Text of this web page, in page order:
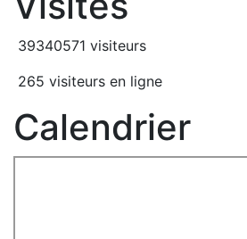
39340571 visiteurs
265 visiteurs en ligne
Calendrier